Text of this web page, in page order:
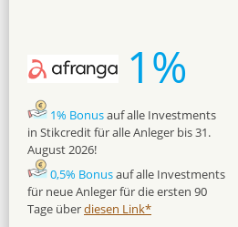
1%
1% Bonusauf alle Investments
in Stikcredit für alle Anleger bis 31.
August 2026!
0,5% Bonusauf alle Investments
für neue Anleger für die ersten 90
Tage überdiesen Link*